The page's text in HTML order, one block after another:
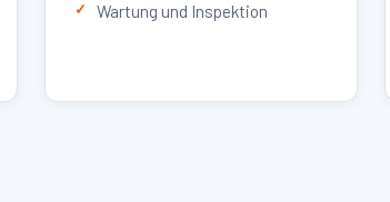
Wartung und Inspektion